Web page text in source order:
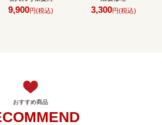
9,900円(税込) 3,300円(税込)